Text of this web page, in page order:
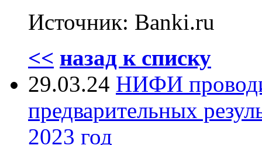
Источник: Banki.ru
<< назад к списку
29.03.24 НИФИ
предварительных
2023 год